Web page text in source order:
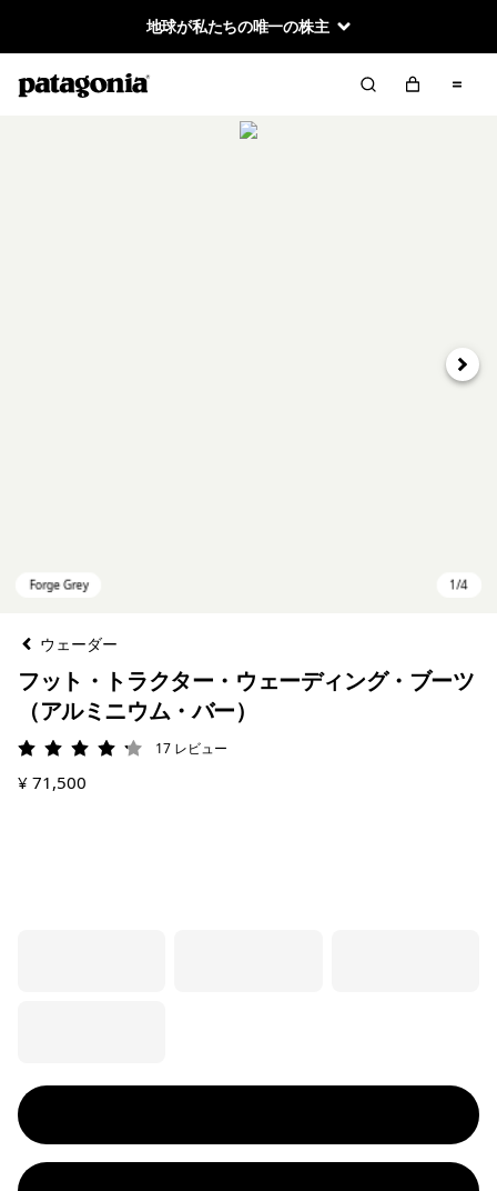
地球が私たちの唯一の株主
次へ
ウェーダー
フット・トラクター・ウェーディング・ブーツ
（アルミニウム・バー）
評価: 4.2 / 5
17 レビュー
¥ 71,500